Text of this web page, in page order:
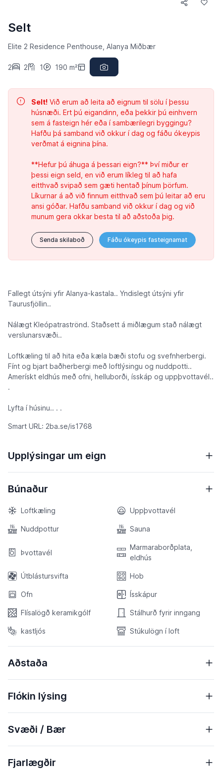
Selt
Elite 2 Residence Penthouse, Alanya Miðbær
2 2 1 190 m²
Selt! Við erum að leita að eignum til sölu í þessu
húsnæði. Ert þú eigandinn, eða þekkir þú einhvern
sem á fasteign hér eða í sambærilegri byggingu?
Hafðu þá samband við okkur í dag og fáðu ókeypis
verðmat á eignina þína.
**Hefur þú áhuga á þessari eign?** Því miður er
þessi eign seld, en við erum líkleg til að hafa
eitthvað svipað sem gæti hentað þínum þörfum.
Líkurnar á að við finnum eitthvað sem þú leitar að eru
ansi góðar. Hafðu samband við okkur í dag og við
munum gera okkar besta til að aðstoða þig.
Senda skilaboð Fáðu ókeypis fasteignamat
Fallegt útsýni yfir Alanya-kastala.. Yndislegt útsýni yfir
Taurusfjöllin..
Nálægt Kleópatraströnd. Staðsett á miðlægum stað nálægt
verslunarsvæði..
Loftkæling til að hita eða kæla bæði stofu og svefnherbergi.
Fínt og bjart baðherbergi með loftlýsingu og nuddpotti..
Amerískt eldhús með ofni, helluborði, ísskáp og uppþvottavél..
.
Lyfta í húsinu.. . .
Smart URL: 2ba.se/is1768
Upplýsingar um eign
Búnaður
Loftkæling Uppþvottavél
Nuddpottur Sauna
Þvottavél
Marmaraborðplata,
eldhús
Útblástursvifta Hob
Ofn Ísskápur
Flísalögð keramikgólf Stálhurð fyrir inngang
kastljós Stúkulögn í loft
Aðstaða
Flókin lýsing
Svæði / Bær
Fjarlægðir